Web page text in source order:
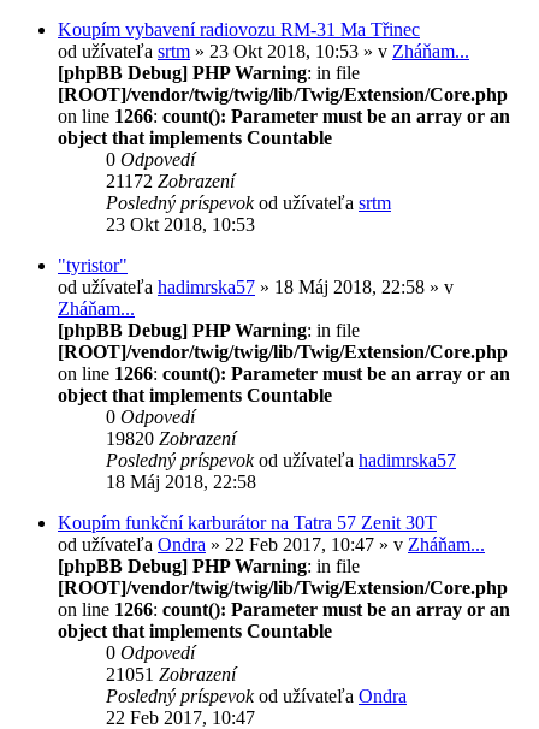
Koupím vybavení radiovozu RM-31 Ma Třinec
od užívateľa srtm » 23 Okt 2018, 10:53 » v Zháňam...
[phpBB Debug] PHP Warning: in file
[ROOT]/vendor/twig/twig/lib/Twig/Extension/Core.php
on line 1266: count(): Parameter must be an array or an
object that implements Countable
0 Odpovedí
21172 Zobrazení
Posledný príspevokod užívateľa srtm
23 Okt 2018, 10:53
"tyristor"
od užívateľa hadimrska57 » 18 Máj 2018, 22:58 » v
Zháňam...
[phpBB Debug] PHP Warning: in file
[ROOT]/vendor/twig/twig/lib/Twig/Extension/Core.php
on line 1266: count(): Parameter must be an array or an
object that implements Countable
0 Odpovedí
19820 Zobrazení
Posledný príspevokod užívateľa hadimrska57
18 Máj 2018, 22:58
Koupím funkční karburátor na Tatra 57 Zenit 30T
od užívateľa Ondra » 22 Feb 2017, 10:47 » v Zháňam...
[phpBB Debug] PHP Warning: in file
[ROOT]/vendor/twig/twig/lib/Twig/Extension/Core.php
on line 1266: count(): Parameter must be an array or an
object that implements Countable
0 Odpovedí
21051 Zobrazení
Posledný príspevokod užívateľa Ondra
22 Feb 2017, 10:47